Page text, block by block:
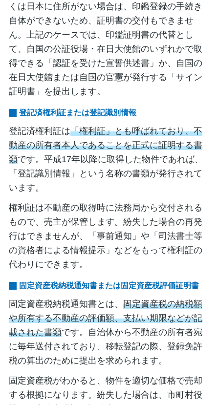
くは日本に住所がない場合は、印鑑登録の手続き
自体ができないため、証明書の交付もできませ
ん。上記のケースでは、印鑑証明書の代替とし
て、自国の公証役場・在日大使館のいずれかで取
得できる「認証を受けた宣誓供述書」か、自国の
在日大使館または自国の官憲が発行する「サイン
証明書」を提出します。
登記済権利証または登記識別情報
登記済権利証は「権利証」とも呼ばれており、不
動産の所有者本人であることを正式に証明する書
類です。平成17年以降に取得した物件であれば、
「登記識別情報」という名称の書類が発行されて
います。
権利証は不動産の取得時に法務局から交付される
もので、売主が保管します。紛失した場合の再発
行はできませんが、「事前通知」や「司法書士等
の資格者による情報提示」などをもって権利証の
代わりにできます。
固定資産税納税通知書または固定資産税評価証明書
固定資産税納税通知書とは、 固定資産税の納税額
や所有する不動産の評価額、支払い期限などが記
載された書類です。自治体から不動産の所有者宛
に毎年送付されており、移転登記の際、登録免許
税の算出のために提出を求められます。
固定資産税がわかると、物件を適切な価格で売却
する根拠になります。紛失した場合は、市町村役